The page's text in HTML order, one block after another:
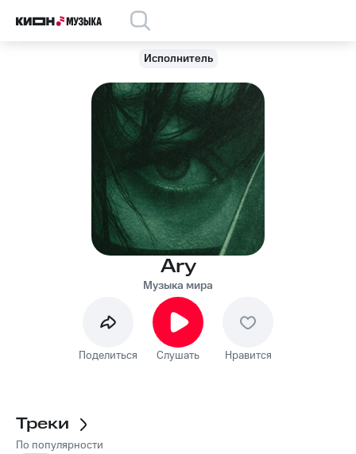
Исполнитель
Ary
Музыка мира
Поделиться Слушать Нравится
Треки
По популярности